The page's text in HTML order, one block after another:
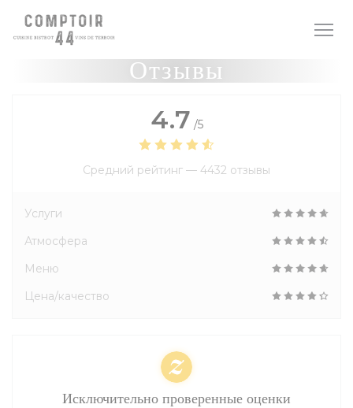
Панель управления cookies
Отзывы
4.7 /5
Средний рейтинг — 4432 отзывы
Услуги
Атмосфера
Меню
Цена/качество
Исключительно проверенные оценки